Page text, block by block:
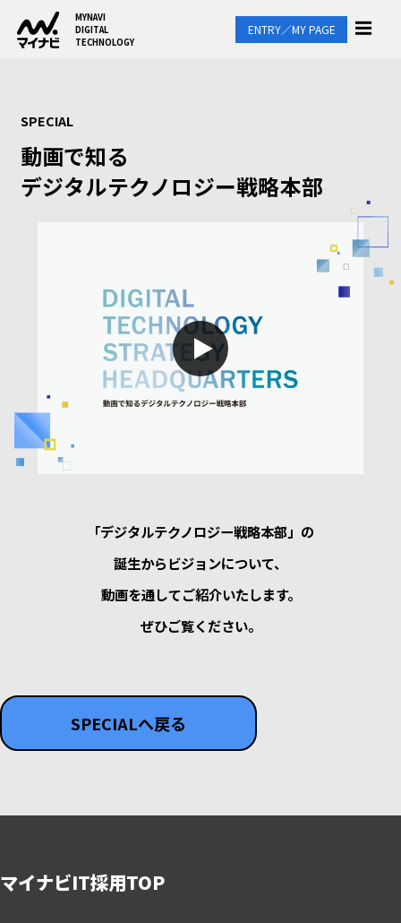
MYNAVI
DIGITAL
TECHNOLOGY
ENTRY／MY PAGE
SPECIAL
動画で知る
デジタルテクノロジー戦略本部
「デジタルテクノロジー戦略本部」の
誕生からビジョンについて、
動画を通してご紹介いたします。
ぜひご覧ください。
SPECIALへ戻る
マイナビIT採用TOP